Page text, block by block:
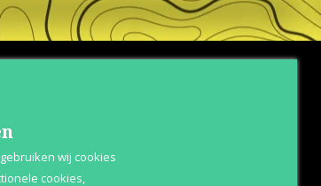
Over Parfum Outlet
wij cookies
cookies,